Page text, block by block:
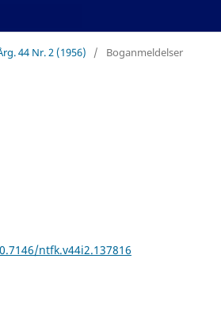
44 Nr. 2 (1956) / Boganmeldelser
ntfk.v44i2.137816